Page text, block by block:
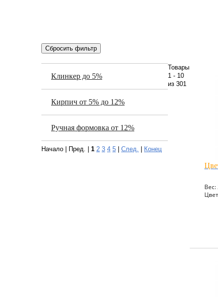
Клинкер до 5%
Кирпич от 5% до 12%
Ручная формовка от 12%
Вес:
Товары
1 - 10
из 301
Начало | Пред. | 1 2 3 4 5 След. Конец